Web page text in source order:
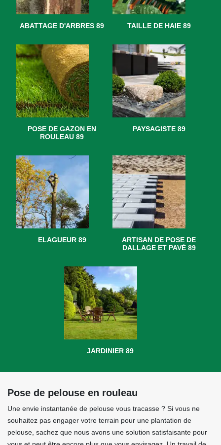
ABATTAGE D'ARBRES 89 TAILLE DE HAIE 89
POSE DE GAZON EN
ROULEAU 89
PAYSAGISTE 89
ELAGUEUR 89
ARTISAN DE POSE DE
DALLAGE ET PAVÉ 89
JARDINIER 89
Pose de pelouse en rouleau
Une envie instantanée de pelouse vous tracasse ? Si vous ne
souhaitez pas engager votre terrain pour une plantation de
pelouse, sachez que nous avons une solution satisfaisante pour